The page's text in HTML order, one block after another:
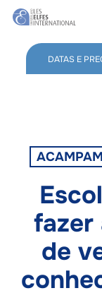
Skip
content
DATAS E
fazer
de